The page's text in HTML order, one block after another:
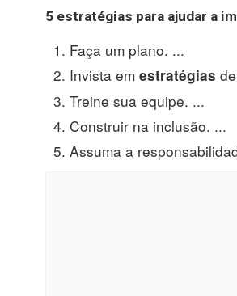
5 estratégias para ajudar a
Faça um plano. ...
Invista em estratégias de
Treine sua equipe. ...
Construir na inclusão. ...
Assuma a